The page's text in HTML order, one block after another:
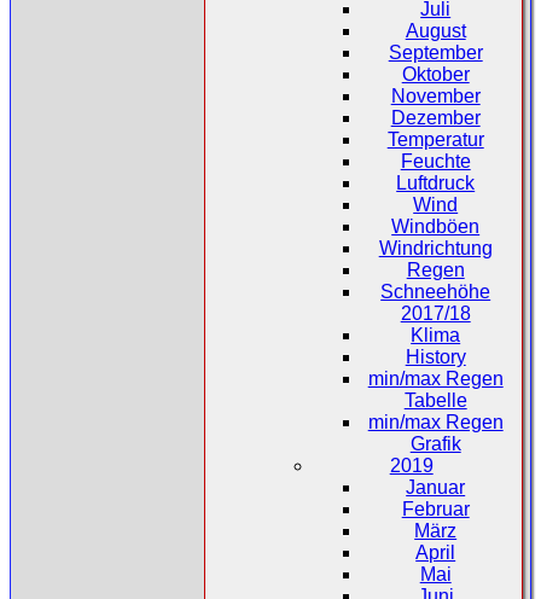
Juli
August
September
Oktober
November
Dezember
Temperatur
Feuchte
Luftdruck
Wind
Windböen
Windrichtung
Regen
Schneehöhe
2017/18
Klima
History
min/max Regen
Tabelle
min/max Regen
Grafik
2019
Januar
Februar
März
April
Mai